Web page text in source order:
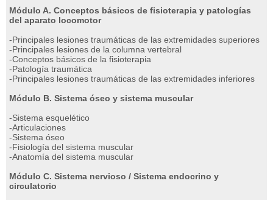
Módulo A. Conceptos básicos de fisioterapia y patologías
del aparato locomotor
-Principales lesiones traumáticas de las extremidades superiores
-Principales lesiones de la columna vertebral
-Conceptos básicos de la fisioterapia
-Patología traumática
-Principales lesiones traumáticas de las extremidades inferiores
Módulo B. Sistema óseo y sistema muscular
-Sistema esquelético
-Articulaciones
-Sistema óseo
-Fisiología del sistema muscular
-Anatomía del sistema muscular
Módulo C. Sistema nervioso / Sistema endocrino y
circulatorio